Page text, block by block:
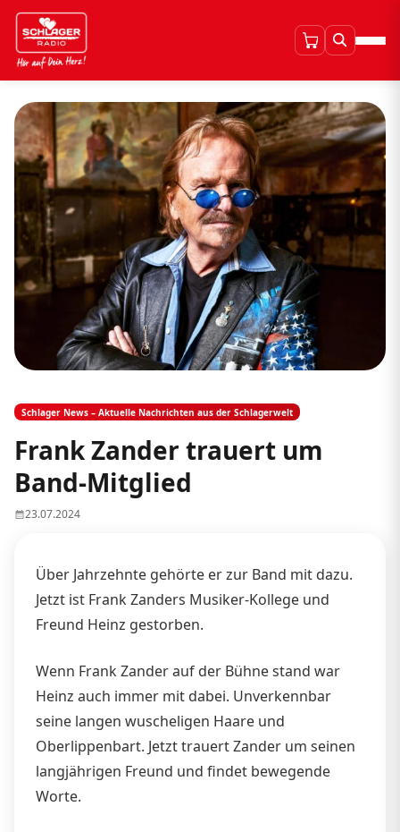
Schlager News – Aktuelle Nachrichten aus der Schlagerwelt
Frank Zander trauert um
Band-Mitglied
23.07.2024
Über Jahrzehnte gehörte er zur Band mit dazu.
Jetzt ist Frank Zanders Musiker-Kollege und
Freund Heinz gestorben.
Wenn Frank Zander auf der Bühne stand war
Heinz auch immer mit dabei. Unverkennbar
seine langen wuscheligen Haare und
Oberlippenbart. Jetzt trauert Zander um seinen
langjährigen Freund und findet bewegende
Worte.